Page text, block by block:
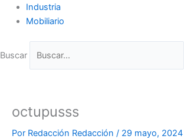
Industria
Mobiliario
Buscar
octupusss
Por Redacción Redacción / 29 mayo, 2024